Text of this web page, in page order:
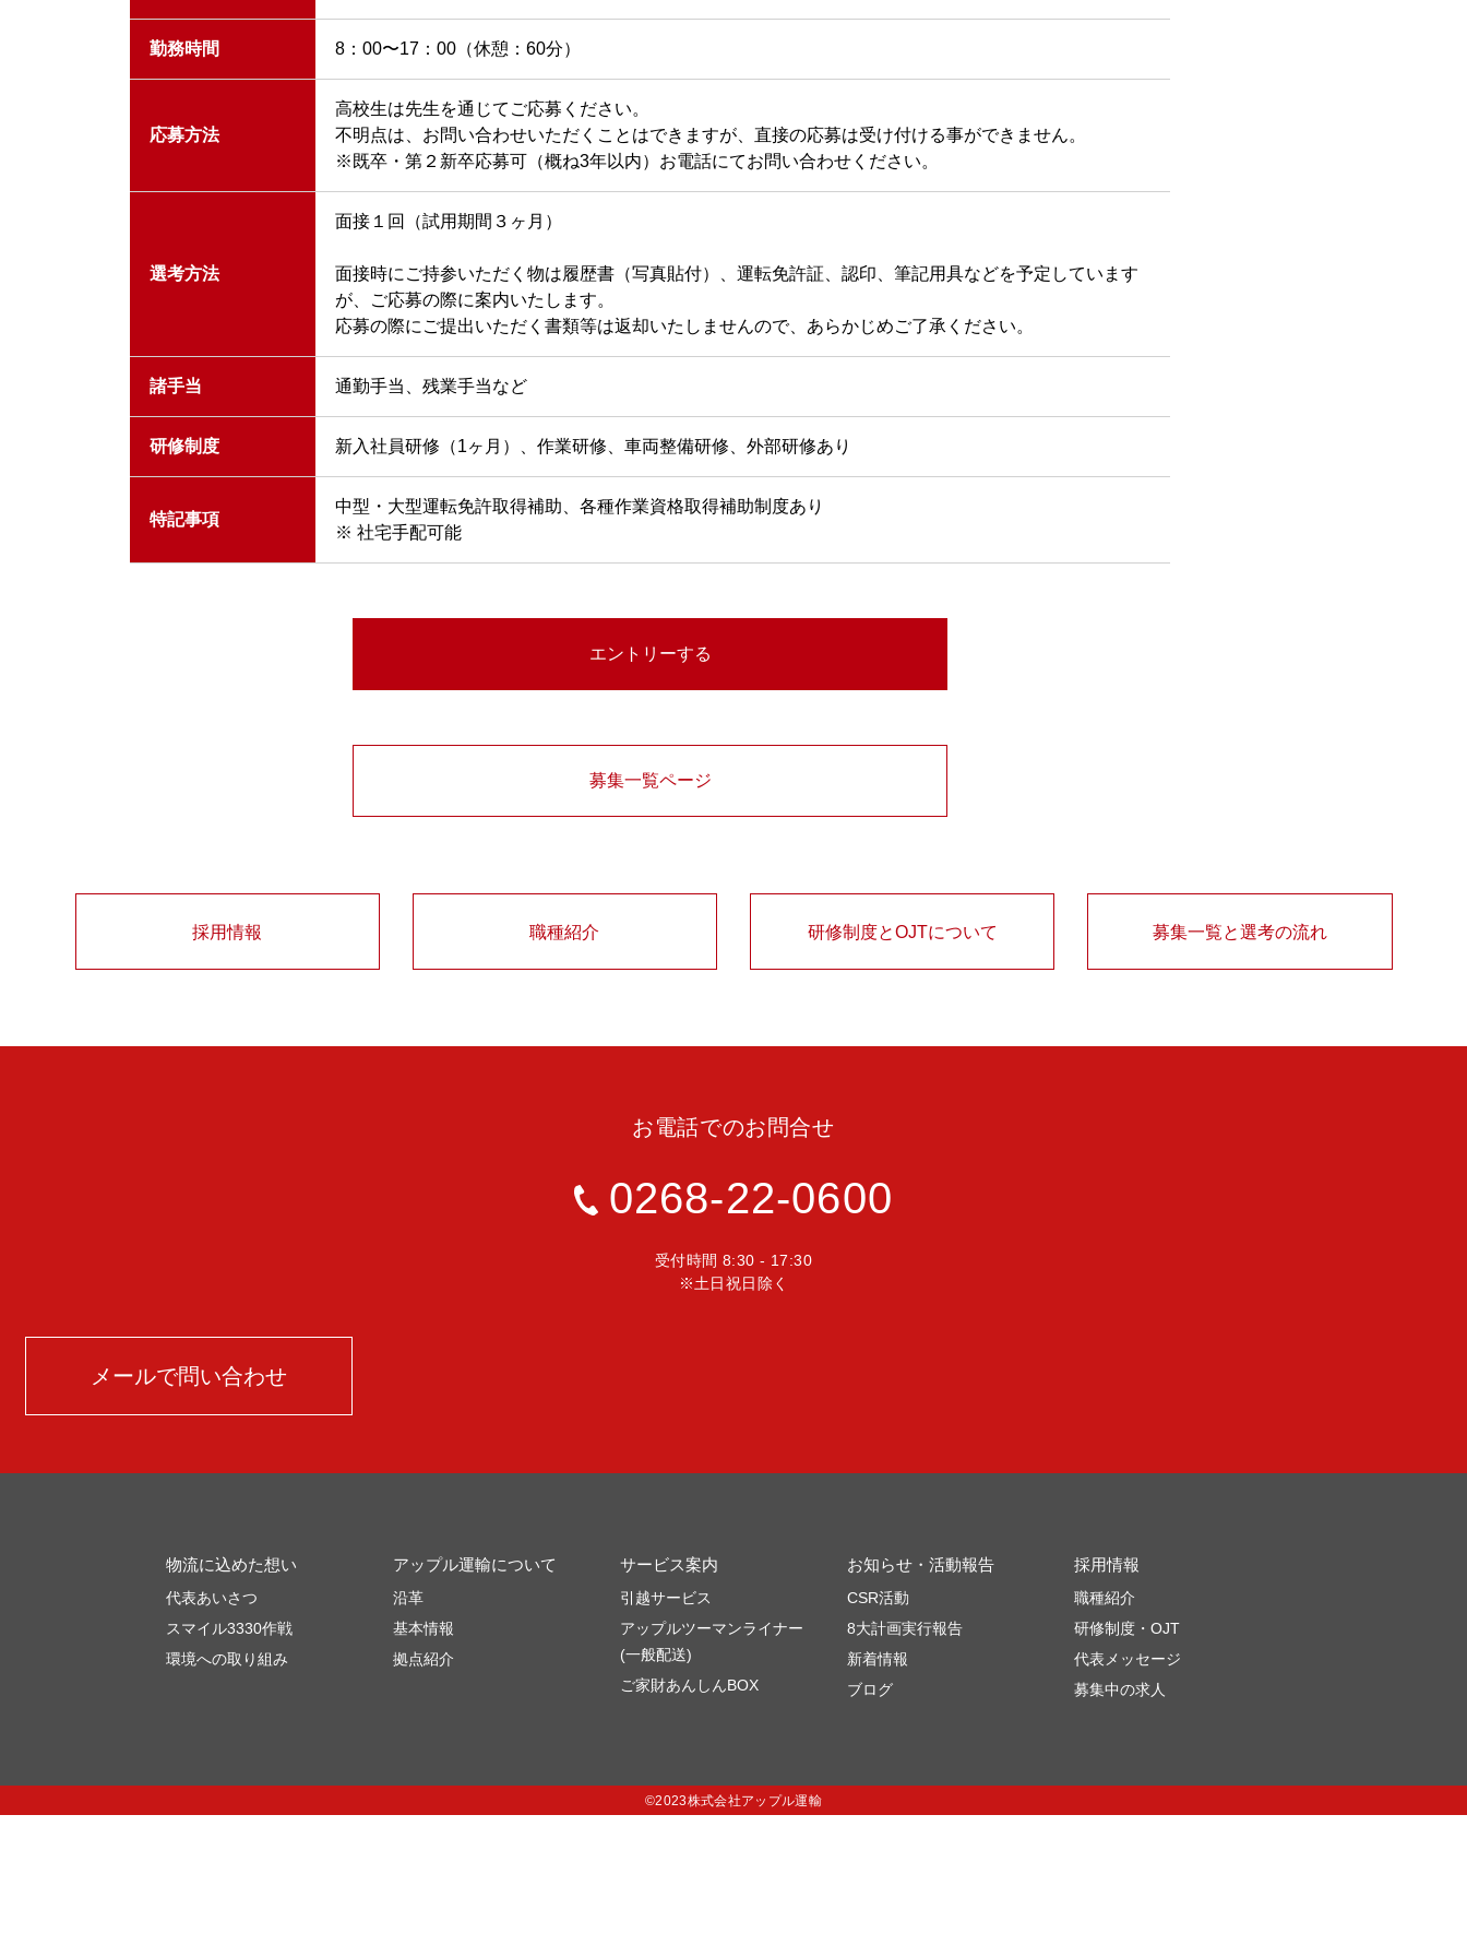
勤務時間 8：00〜17：00（休憩：60分）
応募方法
高校生は先生を通じてご応募ください。
不明点は、お問い合わせいただくことはできますが、直接の応募は受け付ける事ができません。
※既卒・第２新卒応募可（概ね3年以内）お電話にてお問い合わせください。
選考方法
面接１回（試用期間３ヶ月）
面接時にご持参いただく物は履歴書（写真貼付）、運転免許証、認印、筆記用具などを予定しています
が、ご応募の際に案内いたします。
応募の際にご提出いただく書類等は返却いたしませんので、あらかじめご了承ください。
諸手当 通勤手当、残業手当など
研修制度 新入社員研修（1ヶ月）、作業研修、車両整備研修、外部研修あり
特記事項
中型・大型運転免許取得補助、各種作業資格取得補助制度あり
※ 社宅手配可能
募集一覧ページ
採用情報 職種紹介 研修制度とOJTについて 募集一覧と選考の流れ
お電話でのお問合せ
0268-22-0600
受付時間 8:30 - 17:30
※土日祝日除く
メールで問い合わせ
物流に込めた想い
代表あいさつ
スマイル3330作戦
環境への取り組み
アップル運輸について
沿革
基本情報
拠点紹介
サービス案内
引越サービス
アップルツーマンライナー
(一般配送)
ご家財あんしんBOX
お知らせ・活動報告
CSR活動
8大計画実行報告
新着情報
ブログ
採用情報
職種紹介
研修制度・OJT
代表メッセージ
募集中の求人
©2023株式会社アップル運輸